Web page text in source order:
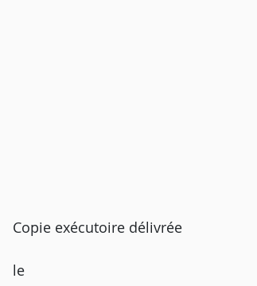
Copie exécutoire délivrée
le